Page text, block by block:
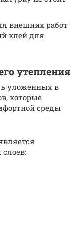
внешних работ
клей для
утепления
уложенных в
которые
среды